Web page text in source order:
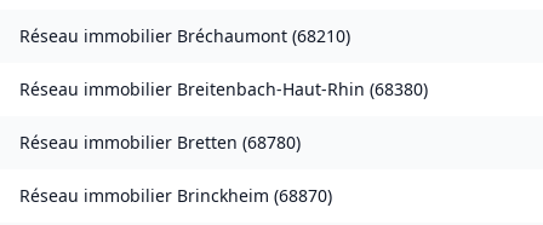
Réseau immobilier Bréchaumont (68210)
Réseau immobilier Breitenbach-Haut-Rhin (68380)
Réseau immobilier Bretten (68780)
Réseau immobilier Brinckheim (68870)